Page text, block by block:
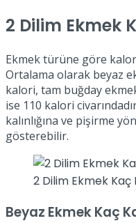
2 Dilim Ekmek
Ekmek türüne göre
Ortalama olarak beyaz
kalori, tam buğday
ise 110 kalori
kalınlığına ve pişirme
gösterebilir.
2 Dilim Ekmek Kaç
Beyaz Ekmek Kaç